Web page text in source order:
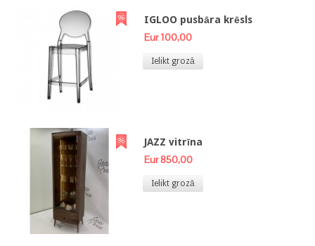
IGLOO pusbāra krēsls
Eur 100,00
Ielikt grozā
JAZZ vitrīna
Eur 850,00
Ielikt grozā